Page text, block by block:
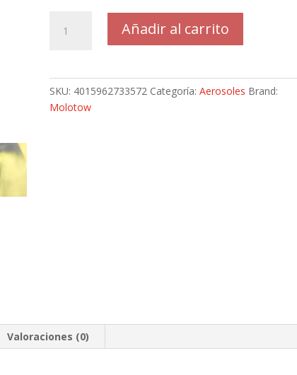
Coversall
Añadir al carrito
SKU: 4015962733572 Categoría:Aerosoles Brand:
Molotow
Valoraciones (0)